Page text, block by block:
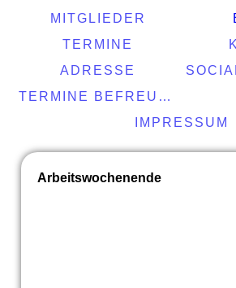
MITGLIEDER
TERMINE
ADRESSE
TERMINE BEFREUNDETER VEREINE
IMPRESSUM
Arbeitswochenende